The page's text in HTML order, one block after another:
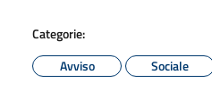
Categorie:
Avviso
Sociale